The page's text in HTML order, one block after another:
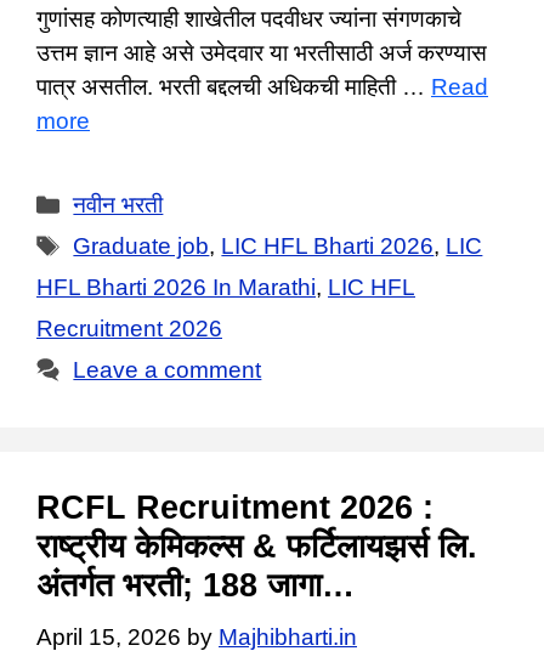
गुणांसह कोणत्याही शाखेतील पदवीधर ज्यांना संगणकाचे
उत्तम ज्ञान आहे असे उमेदवार या भरतीसाठी अर्ज करण्यास
पात्र असतील. भरती बद्दलची अधिकची माहिती … Read
more
Categories
नवीन भरती
Tags
Graduate job, LIC HFL Bharti 2026, LIC
HFL Bharti 2026 In Marathi, LIC HFL
Recruitment 2026
Leave a comment
RCFL Recruitment 2026 :
राष्ट्रीय केमिकल्स & फर्टिलायझर्स लि.
अंतर्गत भरती; 188 जागा…
April 15, 2026 by Majhibharti.in